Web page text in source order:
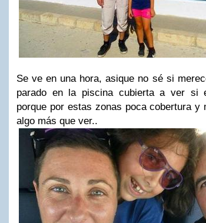
Se ve en una hora, asique no sé si
parado en la piscina cubierta a ver si
porque por estas zonas poca cobertura y
algo más que ver..